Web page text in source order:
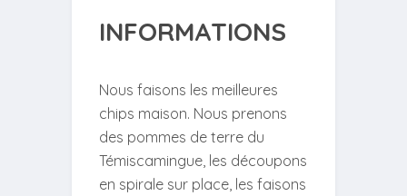
INFORMATIONS
Nous faisons les meilleures
chips maison. Nous prenons
des pommes de terre du
Témiscamingue, les découpons
en spirale sur place, les faisons